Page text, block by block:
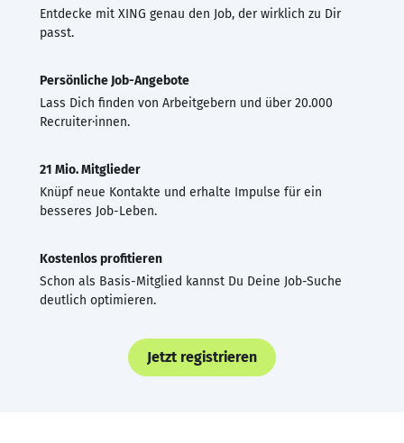
Entdecke mit XING genau den Job, der wirklich zu Dir
passt.
Persönliche Job-Angebote
Lass Dich finden von Arbeitgebern und über 20.000
Recruiter·innen.
21 Mio. Mitglieder
Knüpf neue Kontakte und erhalte Impulse für ein
besseres Job-Leben.
Kostenlos profitieren
Schon als Basis-Mitglied kannst Du Deine Job-Suche
deutlich optimieren.
Jetzt registrieren